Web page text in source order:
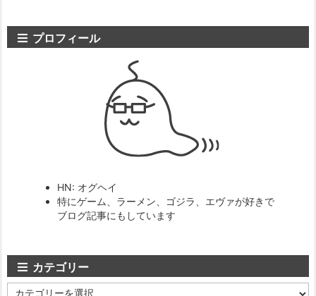
プロフィール
HN: オグヘイ
特にゲーム、ラーメン、ゴジラ、エヴァが好きで
ブログ記事にもしています
カテゴリー